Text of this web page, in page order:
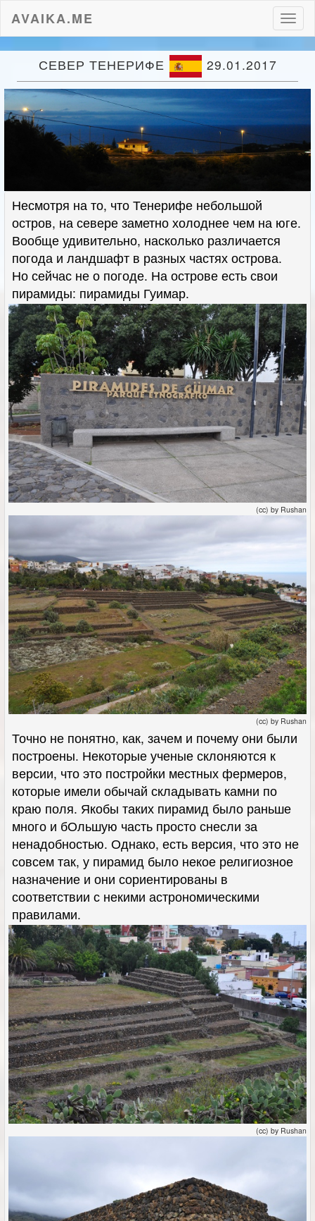
AVAIKA.ME
СЕВЕР ТЕНЕРИФЕ 29.01.2017
Несмотря на то, что Тенерифе небольшой
остров, на севере заметно холоднее чем на юге.
Вообще удивительно, насколько различается
погода и ландшафт в разных частях острова.
Но сейчас не о погоде. На острове есть свои
пирамиды: пирамиды Гуимар.
(cc) by Rushan
(cc) by Rushan
Точно не понятно, как, зачем и почему они были
построены. Некоторые ученые склоняются к
версии, что это постройки местных фермеров,
которые имели обычай складывать камни по
краю поля. Якобы таких пирамид было раньше
много и бОльшую часть просто снесли за
ненадобностью. Однако, есть версия, что это не
совсем так, у пирамид было некое религиозное
назначение и они сориентированы в
соответствии с некими астрономическими
правилами.
(cc) by Rushan